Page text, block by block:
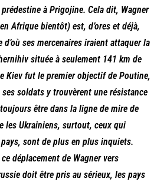
à Prigojine. Cela dit, Wagner
Afrique bientôt) est, d’ores et déjà,
ses mercenaires iraient attaquer la
située à seulement 141 km de
Kiev fut le premier objectif de Poutine,
soldats y trouvèrent une résistance
être dans la ligne de mire de
les Ukrainiens, surtout, ceux qui
sont de plus en plus inquiets.
déplacement de Wagner vers
doit être pris au sérieux, les pays